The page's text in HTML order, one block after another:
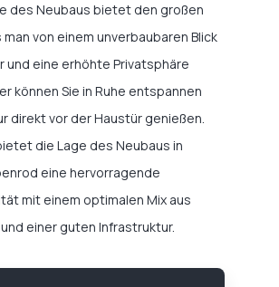
des Neubaus bietet den großen
von einem unverbaubaren Blick
und eine erhöhte Privatsphäre
können Sie in Ruhe entspannen
direkt vor der Haustür genießen.
die Lage des Neubaus in
eine hervorragende
mit einem optimalen Mix aus
einer guten Infrastruktur.